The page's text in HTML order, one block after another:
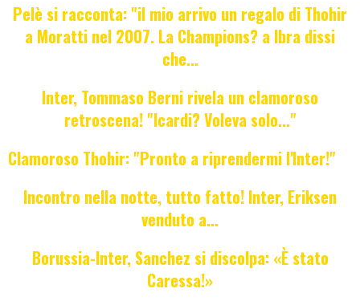
Pelè si racconta: "il mio arrivo un regalo di Thohir
a Moratti nel 2007. La Champions? a Ibra dissi
che...
Inter, Tommaso Berni rivela un clamoroso
retroscena! "Icardi? Voleva solo..."
Clamoroso Thohir: "Pronto a riprendermi l'Inter!"
Incontro nella notte, tutto fatto! Inter, Eriksen
venduto a...
Borussia-Inter, Sanchez si discolpa: «È stato
Caressa!»